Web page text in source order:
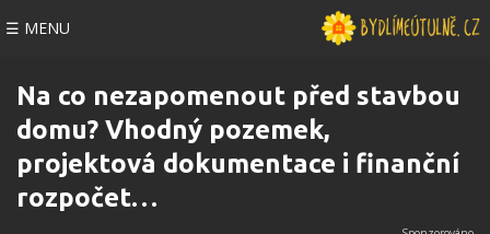
☰ MENU
Na co nezapomenout před stavbou
domu? Vhodný pozemek,
projektová dokumentace i finanční
rozpočet…